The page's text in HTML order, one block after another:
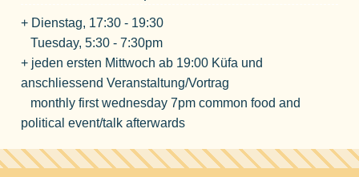
+ Dienstag, 17:30 - 19:30
Tuesday, 5:30 - 7:30pm
+ jeden ersten Mittwoch ab 19:00 Küfa und
anschliessend Veranstaltung/Vortrag
monthly first wednesday 7pm common food and
political event/talk afterwards